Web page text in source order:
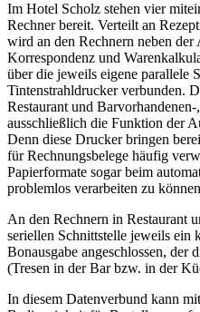
Im Hotel Scholz stehen vier
Rechner bereit. Verteilt an
wird an den Rechnern neben
Korrespondenz und
über die jeweils eigene parallele
Tintenstrahldrucker verbunden.
Restaurant und
ausschließlich die Funktion der
Denn diese Drucker bringen
für Rechnungsbelege häufig
Papierformate sogar beim
problemlos verarbeiten zu
An den Rechnern in Restaurant
seriellen Schnittstelle jeweils ein
Bonausgabe angeschlossen, der
(Tresen in der Bar bzw. in der
In diesem Datenverbund kann